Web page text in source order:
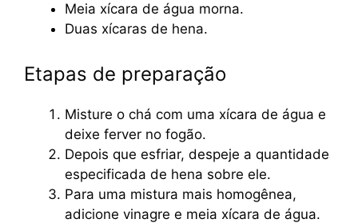
Meia xícara de água morna.
Duas xícaras de hena.
Etapas de preparação
Misture o chá com uma xícara de água e
deixe ferver no fogão.
Depois que esfriar, despeje a quantidade
especificada de hena sobre ele.
Para uma mistura mais homogênea,
adicione vinagre e meia xícara de água.